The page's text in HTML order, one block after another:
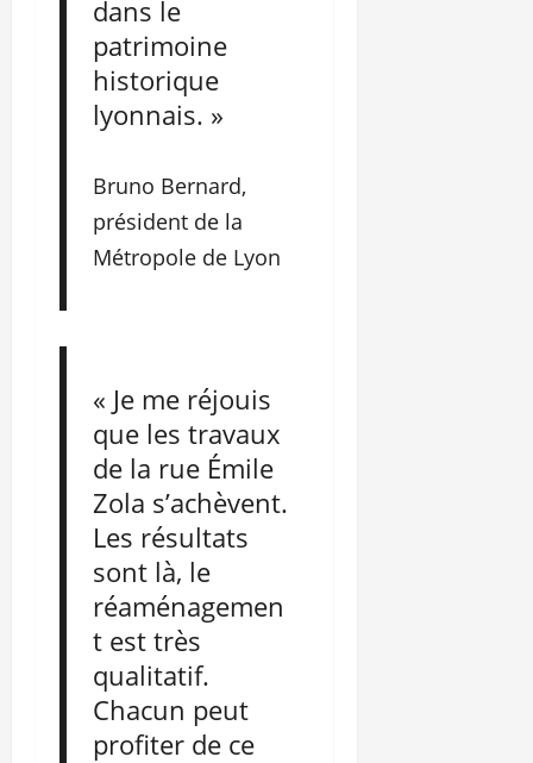
dans le
patrimoine
historique
lyonnais. »
Bruno Bernard,
président de la
Métropole de Lyon
« Je me réjouis
que les travaux
de la rue Émile
Zola s’achèvent.
Les résultats
sont là, le
réaménagemen
t est très
qualitatif.
Chacun peut
profiter de ce